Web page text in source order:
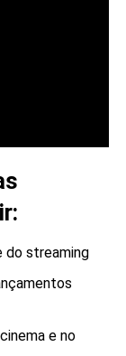
do streaming
e no